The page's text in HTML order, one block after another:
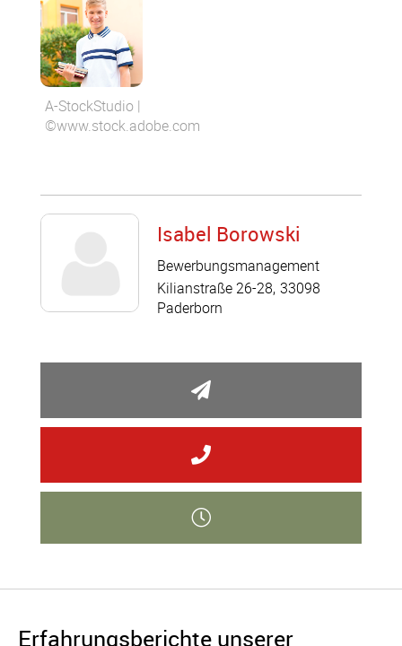
A-StockStudio |
©www.stock.adobe.com
Isabel Borowski
Bewerbungsmanagement
Kilianstraße 26-28 33098
Paderborn
Erfahrungsberichte unserer